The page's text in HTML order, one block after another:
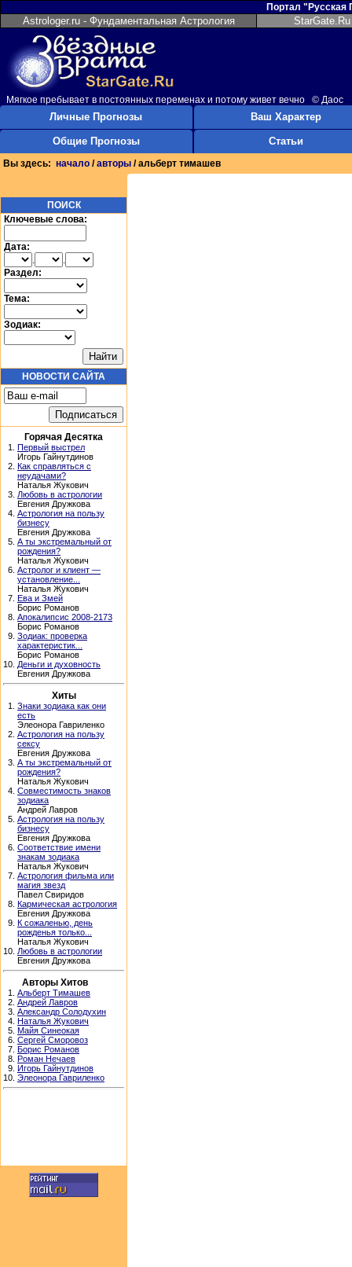
Портал "Русская
Astrologer.ru - Фундаментальная Астрология
Мягкое пребывает в постоянных переменах и потому живет вечно © Даос
Личные Прогнозы
Общие Прогнозы
Ваш Характер
Статьи
Вы здесь: начало /авторы / альберт тимашев
ПОИСК
Ключевые слова:
Дата:
.
.
Раздел:
Тема:
Зодиак:
НОВОСТИ САЙТА
Горячая Десятка
1. Первый выстрел
Игорь Гайнутдинов
2. Как справляться с
неудачами?
Наталья Жукович
3. Любовь в астрологии
Евгения Дружкова
4. Астрология на пользу
бизнесу
Евгения Дружкова
5. А ты экстремальный от
рождения?
Наталья Жукович
6. Астролог и клиент —
установление...
Наталья Жукович
7. Ева и Змей
Борис Романов
8. Апокалипсис 2008-2173
Борис Романов
9. Зодиак: проверка
характеристик...
Борис Романов
10. Деньги и духовность
Евгения Дружкова
Хиты
1. Знаки зодиака как они
есть
Элеонора Гавриленко
2. Астрология на пользу
сексу
Евгения Дружкова
3. А ты экстремальный от
рождения?
Наталья Жукович
4. Совместимость знаков
зодиака
Андрей Лавров
5. Астрология на пользу
бизнесу
Евгения Дружкова
6. Соответствие имени
знакам зодиака
Наталья Жукович
7. Астрология фильма или
магия звезд
Павел Свиридов
8. Кармическая астрология
Евгения Дружкова
9. К сожаленью, день
рожденья только...
Наталья Жукович
10. Любовь в астрологии
Евгения Дружкова
Авторы Хитов
1. Альберт Тимашев
2. Андрей Лавров
3. Александр Солодухин
4. Наталья Жукович
5. Майя Синеокая
6. Сергей Сморовоз
7. Борис Романов
8. Роман Нечаев
9. Игорь Гайнутдинов
10. Элеонора Гавриленко